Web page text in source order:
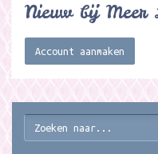
Nieuw bij Meer
Account aanmaken